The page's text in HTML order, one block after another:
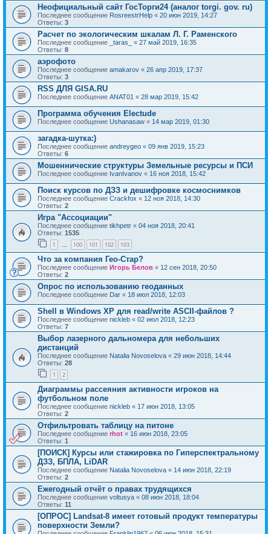
Неофициальный сайт ГосТорги24 (аналог torgi. gov. ru)
Последнее сообщение RosreestrHelp « 20 июн 2019, 14:27
Ответы: 3
Расчет по экологическим шкалам Л. Г. Раменского
Последнее сообщение _taras_ « 27 май 2019, 16:35
Ответы: 8
аэрофото
Последнее сообщение amakarov « 26 апр 2019, 17:37
Ответы: 3
RSS ДЛЯ GISA.RU
Последнее сообщение ANAT01 « 28 мар 2019, 15:42
Программа обучения Electude
Последнее сообщение Ushanasaw « 14 мар 2019, 01:30
загадка-шутка:)
Последнее сообщение andreygeo « 09 янв 2019, 15:23
Ответы: 6
Мошеннические структуры Земельные ресурсы и ПСИ
Последнее сообщение IvanIvanov « 16 ноя 2018, 15:42
Поиск курсов по ДЗЗ и дешифровке космоснимков
Последнее сообщение Crackfox « 12 ноя 2018, 14:30
Ответы: 2
Игра "Ассоциации"
Последнее сообщение tikhpetr « 04 ноя 2018, 20:41
Ответы: 1535
1 … 100 101 102 103
Что за компания Гео-Стар?
Последнее сообщение Игорь Белов « 12 сен 2018, 20:50
Ответы: 2
Опрос по использованию геоданных
Последнее сообщение Dar « 18 июл 2018, 12:03
Shell в Windows XP для read/write ASCII-файлов ?
Последнее сообщение nickleb « 02 июл 2018, 12:23
Ответы: 7
Выбор лазерного дальномера для небольших
дистанций
Последнее сообщение Natalia Novoselova « 29 июн 2018, 14:44
Ответы: 28
1 2
Диаграммы рассеяния активности игроков на
футбольном поле
Последнее сообщение nickleb « 17 июн 2018, 13:05
Ответы: 2
Отфильтровать таблицу на питоне
Последнее сообщение rhot « 16 июн 2018, 23:05
Ответы: 1
[ПОИСК] Курсы или стажировка по Гиперспектральному
ДЗЗ, БПЛА, LiDAR
Последнее сообщение Natalia Novoselova « 14 июн 2018, 22:19
Ответы: 2
Ежегодный отчёт о правах трудящихся
Последнее сообщение voltusya « 08 июн 2018, 18:04
Ответы: 11
[ОПРОС] Landsat-8 имеет готовый продукт температуры
поверхности Земли?